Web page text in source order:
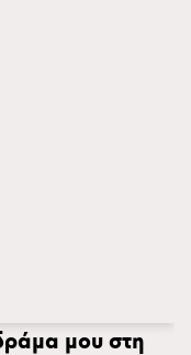
μου στη